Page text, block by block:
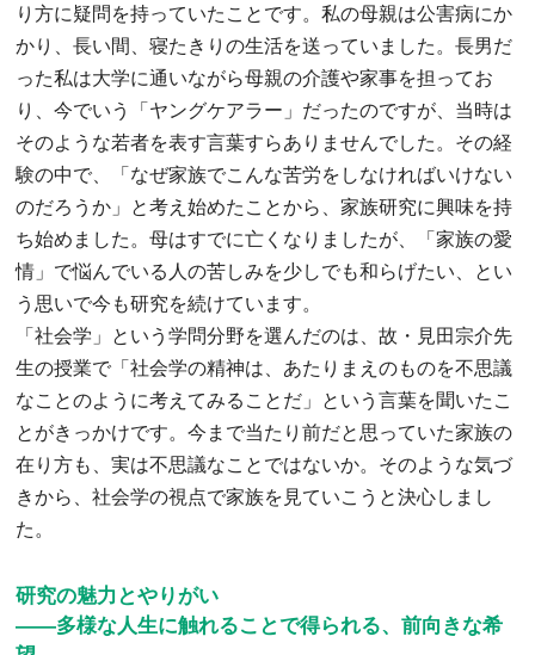
り方に疑問を持っていたことです。私の母親は公害病にか
かり、長い間、寝たきりの生活を送っていました。長男だ
った私は大学に通いながら母親の介護や家事を担ってお
り、今でいう「ヤングケアラー」だったのですが、当時は
そのような若者を表す言葉すらありませんでした。その経
験の中で、「なぜ家族でこんな苦労をしなければいけない
のだろうか」と考え始めたことから、家族研究に興味を持
ち始めました。母はすでに亡くなりましたが、「家族の愛
情」で悩んでいる人の苦しみを少しでも和らげたい、とい
う思いで今も研究を続けています。
「社会学」という学問分野を選んだのは、故・見田宗介先
生の授業で「社会学の精神は、あたりまえのものを不思議
なことのように考えてみることだ」という言葉を聞いたこ
とがきっかけです。今まで当たり前だと思っていた家族の
在り方も、実は不思議なことではないか。そのような気づ
きから、社会学の視点で家族を見ていこうと決心しまし
た。
研究の魅力とやりがい
――多様な人生に触れることで得られる、前向きな希